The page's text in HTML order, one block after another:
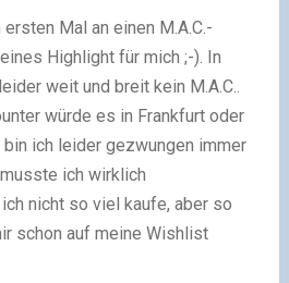
Mal an einen M.A.C.-
Highlight für mich ;-). In
weit und breit kein M.A.C..
würde es in Frankfurt oder
ich leider gezwungen immer
ich wirklich
nicht so viel kaufe, aber so
schon auf meine Wishlist